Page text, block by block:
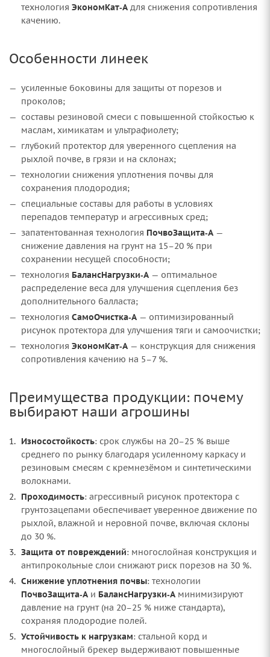
технология ЭкономКат‑А для снижения сопротивления
качению.
Особенности линеек
усиленные боковины для защиты от порезов и
проколов;
составы резиновой смеси с повышенной стойкостью к
маслам, химикатам и ультрафиолету;
глубокий протектор для уверенного сцепления на
рыхлой почве, в грязи и на склонах;
технологии снижения уплотнения почвы для
сохранения плодородия;
специальные составы для работы в условиях
перепадов температур и агрессивных сред;
запатентованная технология ПочвоЗащита‑А —
снижение давления на грунт на 15–20 % при
сохранении несущей способности;
технология БалансНагрузки‑А — оптимальное
распределение веса для улучшения сцепления без
дополнительного балласта;
технология СамоОчистка‑А — оптимизированный
рисунок протектора для улучшения тяги и самоочистки;
технология ЭкономКат‑А — конструкция для снижения
сопротивления качению на 5–7 %.
Преимущества продукции: почему
выбирают наши агрошины
Износостойкость: срок службы на 20–25 % выше
среднего по рынку благодаря усиленному каркасу и
резиновым смесям с кремнезёмом и синтетическими
волокнами.
Проходимость: агрессивный рисунок протектора с
грунтозацепами обеспечивает уверенное движение по
рыхлой, влажной и неровной почве, включая склоны
до 30 %.
Защита от повреждений: многослойная конструкция и
антипрокольные слои снижают риск порезов на 30 %.
Снижение уплотнения почвы: технологии
ПочвоЗащита‑А и БалансНагрузки‑А минимизируют
давление на грунт (на 20–25 % ниже стандарта),
сохраняя плодородие полей.
Устойчивость к нагрузкам: стальной корд и
многослойный брекер выдерживают повышенные